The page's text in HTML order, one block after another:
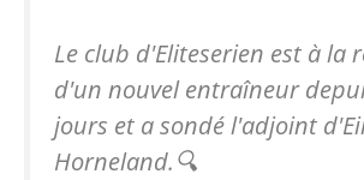
Le club d'Eliteserien est à la
d'un nouvel entraîneur
jours et a sondé l'adjoint
Horneland.🔍